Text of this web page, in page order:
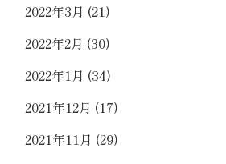
2022年3月 (21)
2022年2月 (30)
2022年1月 (34)
2021年12月 (17)
2021年11月 (29)